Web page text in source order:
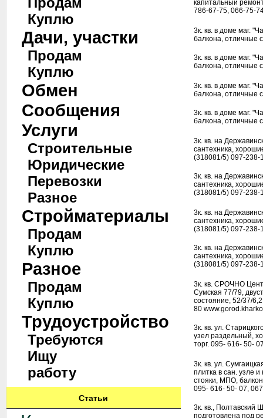
Куплю
Дачи, участки
Продам
Куплю
Обмен
Сообщения
Услуги
Строительные
Юридические
Перевозки
Разное
Стройматериалы
Продам
Куплю
Разное
Продам
Куплю
Трудоустройство
Требуются
Ищу
работу
Статьи
капитальный
786-67-75, 066-75-
3к. кв. в доме маг.
балкона, отличные
3к. кв. в доме маг.
балкона, отличные
3к. кв. в доме маг.
балкона, отличные
3к. кв. в доме маг.
балкона, отличные
3к. кв. на
сантехника,
(318081/5) 097-238-
3к. кв. на
сантехника,
(318081/5) 097-238-
3к. кв. на
сантехника,
(318081/5) 097-238-
3к. кв. на
сантехника,
(318081/5) 097-238-
3к. кв. СРОЧНО
Сумская 77/79,
состояние, 52/37/
80
3к. кв. ул.
узел раздельный,
торг. 095- 616- 50-
3к. кв. ул.
плитка в сан. узле
стояки, МПО,
095- 616- 50- 07,
3к. кв., Полтавский
подготовлена под